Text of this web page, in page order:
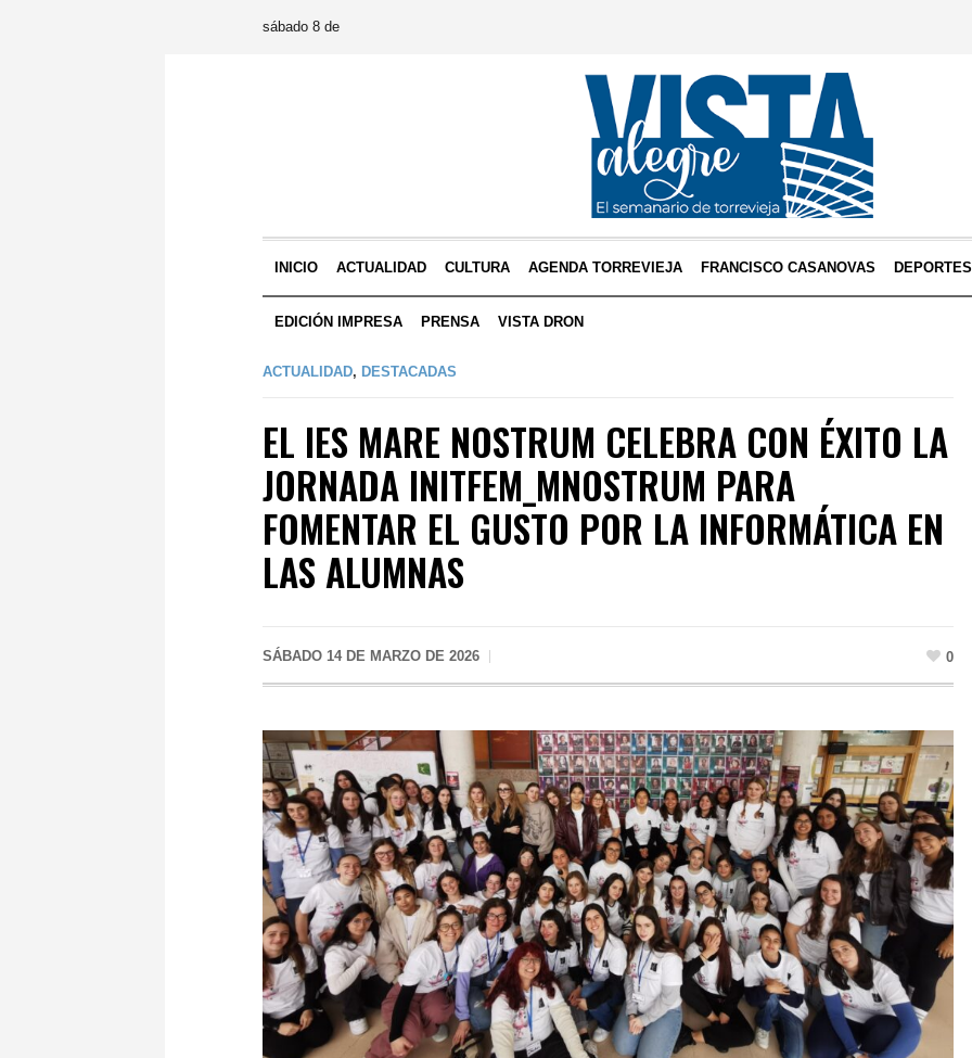
sábado 8 de
INICIO ACTUALIDAD CULTURA AGENDA TORREVIEJA FRANCISCO CASANOVAS DEPORTES
EDICIÓN IMPRESA PRENSA VISTA DRON
ACTUALIDAD, DESTACADAS
EL IES MARE NOSTRUM CELEBRA CON ÉXITO LA
JORNADA INITFEM_MNOSTRUM PARA
FOMENTAR EL GUSTO POR LA INFORMÁTICA EN
LAS ALUMNAS
SÁBADO 14 DE MARZO DE 2026 0